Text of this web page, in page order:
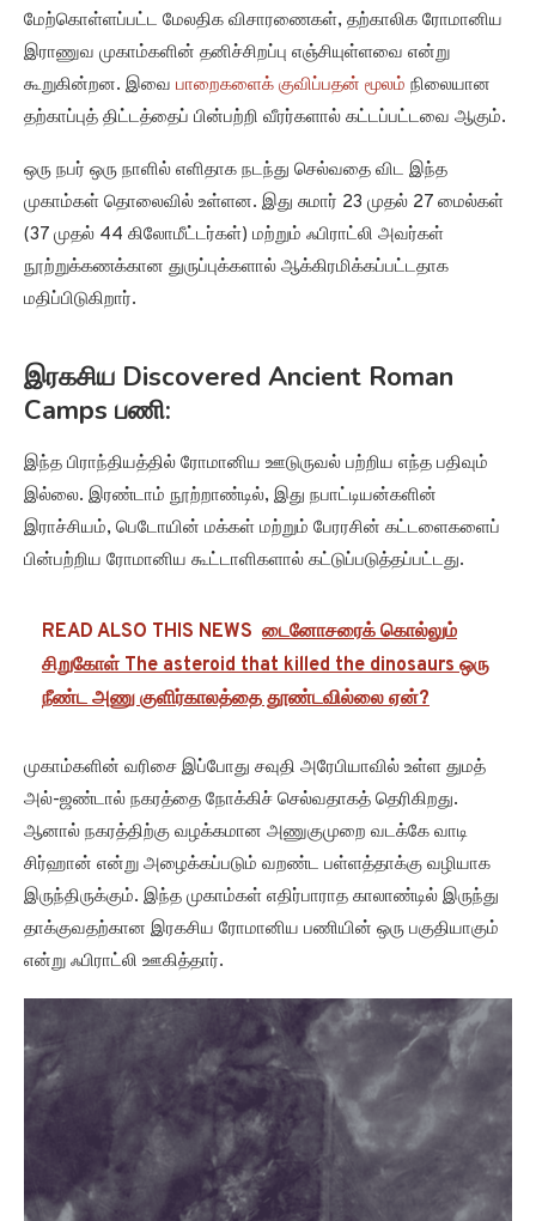
மேற்கொள்ளப்பட்ட மேலதிக விசாரணைகள், தற்காலிக ரோமானிய
இராணுவ முகாம்களின் தனிச்சிறப்பு எஞ்சியுள்ளவை என்று
கூறுகின்றன. இவை பாறைகளைக் குவிப்பதன் மூலம் நிலையான
தற்காப்புத் திட்டத்தைப் பின்பற்றி வீரர்களால் கட்டப்பட்டவை ஆகும்.
ஒரு நபர் ஒரு நாளில் எளிதாக நடந்து செல்வதை விட இந்த
முகாம்கள் தொலைவில் உள்ளன. இது சுமார் 23 முதல் 27 மைல்கள்
(37 முதல் 44 கிலோமீட்டர்கள்) மற்றும் ஃபிராட்லி அவர்கள்
நூற்றுக்கணக்கான துருப்புக்களால் ஆக்கிரமிக்கப்பட்டதாக
மதிப்பிடுகிறார்.
இரகசிய Discovered Ancient Roman
Camps பணி:
இந்த பிராந்தியத்தில் ரோமானிய ஊடுருவல் பற்றிய எந்த பதிவும்
இல்லை. இரண்டாம் நூற்றாண்டில், இது நபாட்டியன்களின்
இராச்சியம், பெடோயின் மக்கள் மற்றும் பேரரசின் கட்டளைகளைப்
பின்பற்றிய ரோமானிய கூட்டாளிகளால் கட்டுப்படுத்தப்பட்டது.
READ ALSO THIS NEWS டைனோசரைக் கொல்லும்
சிறுகோள் The asteroid that killed the dinosaurs ஒரு
நீண்ட அணு குளிர்காலத்தை தூண்டவில்லை ஏன்?
முகாம்களின் வரிசை இப்போது சவுதி அரேபியாவில் உள்ள துமத்
அல்-ஜண்டால் நகரத்தை நோக்கிச் செல்வதாகத் தெரிகிறது.
ஆனால் நகரத்திற்கு வழக்கமான அணுகுமுறை வடக்கே வாடி
சிர்ஹான் என்று அழைக்கப்படும் வறண்ட பள்ளத்தாக்கு வழியாக
இருந்திருக்கும். இந்த முகாம்கள் எதிர்பாராத காலாண்டில் இருந்து
தாக்குவதற்கான இரகசிய ரோமானிய பணியின் ஒரு பகுதியாகும்
என்று ஃபிராட்லி ஊகித்தார்.